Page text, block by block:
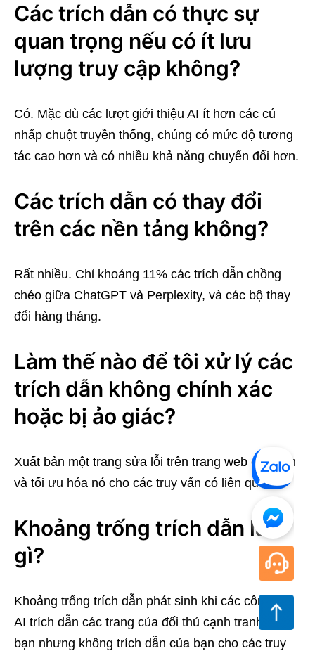
Các trích dẫn có thực sự
quan trọng nếu có ít lưu
lượng truy cập không?
Có. Mặc dù các lượt giới thiệu AI ít hơn các cú
nhấp chuột truyền thống, chúng có mức độ tương
tác cao hơn và có nhiều khả năng chuyển đổi hơn.
Các trích dẫn có thay đổi
trên các nền tảng không?
Rất nhiều. Chỉ khoảng 11% các trích dẫn chồng
chéo giữa ChatGPT và Perplexity, và các bộ thay
đổi hàng tháng.
Làm thế nào để tôi xử lý các
trích dẫn không chính xác
hoặc bị ảo giác?
Xuất bản một trang sửa lỗi trên trang web của bạn
và tối ưu hóa nó cho các truy vấn có liên quan.
Khoảng trống trích dẫn là
gì?
Khoảng trống trích dẫn phát sinh khi các công cụ
AI trích dẫn các trang của đối thủ cạnh tranh của
bạn nhưng không trích dẫn của bạn cho các truy